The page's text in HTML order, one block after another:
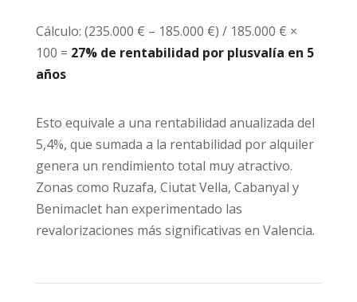
Cálculo: (235.000 € – 185.000 €) / 185.000 € ×
100 = 27% de rentabilidad por plusvalía en 5
años
Esto equivale a una rentabilidad anualizada del
5,4%, que sumada a la rentabilidad por alquiler
genera un rendimiento total muy atractivo.
Zonas como Ruzafa, Ciutat Vella, Cabanyal y
Benimaclet han experimentado las
revalorizaciones más significativas en Valencia.